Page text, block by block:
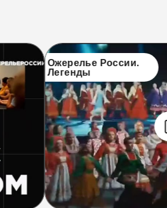
Ожерелье России.
Легенды